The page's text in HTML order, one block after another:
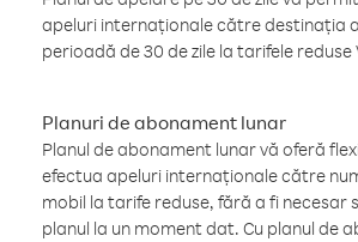
apeluri internaționale către destinația
perioadă de 30 de zile la tarifele reduse
Planuri de abonament lunar
Planul de abonament lunar vă oferă
efectua apeluri internaționale către
mobil la tarife reduse, fără a fi necesar
planul la un moment dat. Cu planul de